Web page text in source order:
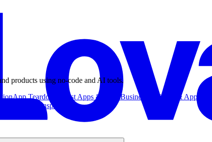
products using no-code and AI tools.
App Teardowns Best Apps & ToolsBusiness Business & App Ideas
Website Inspiration